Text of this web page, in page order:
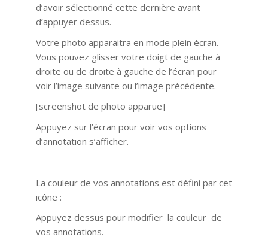
d’avoir sélectionné cette dernière avant
d’appuyer dessus.
Votre photo apparaitra en mode plein écran.
Vous pouvez glisser votre doigt de gauche à
droite ou de droite à gauche de l’écran pour
voir l’image suivante ou l’image précédente.
[screenshot de photo apparue]
Appuyez sur l’écran pour voir vos options
d’annotation s’afficher.
La couleur de vos annotations est défini par cet
icône :
Appuyez dessus pour modifier la couleur de
vos annotations.